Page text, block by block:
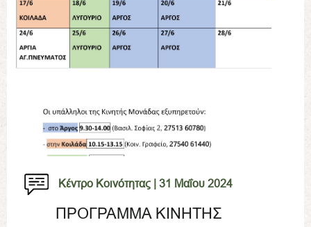
Κέντρο Κοινότητας | 31 Μαΐου 2024
ΠΡΟΓΡΑΜΜΑ ΚΙΝΗΤΗΣ